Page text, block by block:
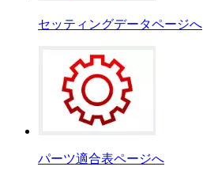
セッティングデータページへ
パーツ適合表ページへ